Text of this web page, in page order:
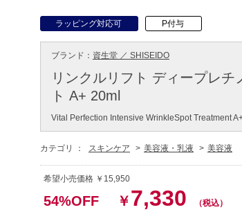
ラッピング対応可 P付与
ブランド： 資生堂 ／ SHISEIDO
リンクルリフト ディープレチ
ト A+ 20ml
Vital Perfection Intensive WrinkleSpot Treatment
カテゴリ ： スキンケア 美容液・乳液 美容液
希望小売価格 ￥15,950
54%OFF ￥7,330 （税込）